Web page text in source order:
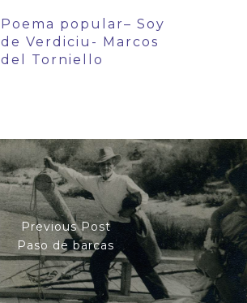
Poema popular– Soy
de Verdiciu- Marcos
del Torniello
Previous Post
Paso de barcas